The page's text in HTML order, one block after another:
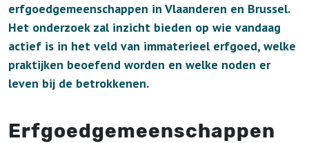
erfgoedgemeenschappen in Vlaanderen en Brussel.
Het onderzoek zal inzicht bieden op wie vandaag
actief is in het veld van immaterieel erfgoed, welke
praktijken beoefend worden en welke noden er
leven bij de betrokkenen.
Erfgoedgemeenschappen